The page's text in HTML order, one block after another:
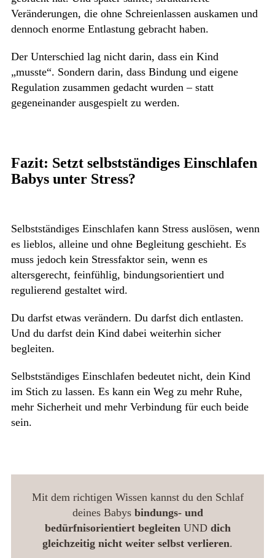
Veränderungen, die ohne Schreienlassen auskamen und
dennoch enorme Entlastung gebracht haben.
Der Unterschied lag nicht darin, dass ein Kind
„musste“. Sondern darin, dass Bindung und eigene
Regulation zusammen gedacht wurden – statt
gegeneinander ausgespielt zu werden.
Fazit: Setzt selbstständiges Einschlafen
Babys unter Stress?
Selbstständiges Einschlafen kann Stress auslösen, wenn
es lieblos, alleine und ohne Begleitung geschieht. Es
muss jedoch kein Stressfaktor sein, wenn es
altersgerecht, feinfühlig, bindungsorientiert und
regulierend gestaltet wird.
Du darfst etwas verändern. Du darfst dich entlasten.
Und du darfst dein Kind dabei weiterhin sicher
begleiten.
Selbstständiges Einschlafen bedeutet nicht, dein Kind
im Stich zu lassen. Es kann ein Weg zu mehr Ruhe,
mehr Sicherheit und mehr Verbindung für euch beide
sein.
Mit dem richtigen Wissen kannst du den Schlaf
deines Babys bindungs- und
bedürfnisorientiert begleiten UND dich
gleichzeitig nicht weiter selbst verlieren.